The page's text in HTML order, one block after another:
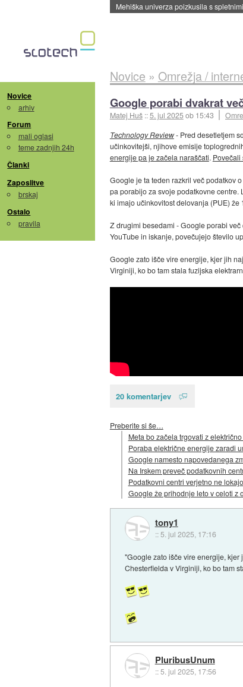
Evropska vesoljska agencija razvija
Novice
arhiv
Forum
mali oglasi
teme zadnjih 24h
Članki
Zaposlitve
brskaj
Ostalo
pravila
Novice » Omrežja /
Google porabi dvakrat
Matej Huš ::5. jul 2025ob 15:43
Technology Review- Pred desetletjem
učinkovitejši, njihove emisije
energije pa je začela naraščati. Povečali
Google je ta teden razkril več podatkov
pa porabijo za svoje podatkovne
ki imajo učinkovitost delovanja (PUE)
Z drugimi besedami - Google porabi
YouTube in iskanje, povečujejo število
Google zato išče vire energije, kjer jih
Virginiji, ko bo tam stala fuzijska
20 komentarjev
Preberite si še…
Meta bo začela trgovati z
Poraba električne energije zaradi
Google namesto napovedanega
Na Irskem preveč podatkovnih
Podatkovni centri verjetno ne
Google že prihodnje leto v celoti z
tony1
:: 5. jul 2025, 17:16
"Google zato išče vire energije,
Chesterfielda v Virginiji, ko bo tam
PluribusUnum
::5. jul 2025, 17:56